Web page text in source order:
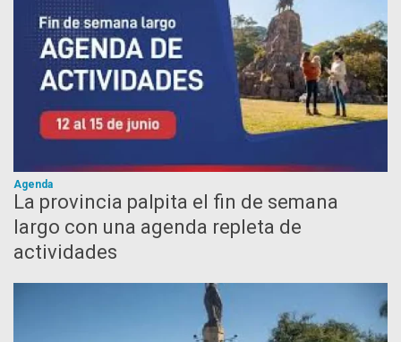
Agenda
La provincia palpita el fin de semana
largo con una agenda repleta de
actividades